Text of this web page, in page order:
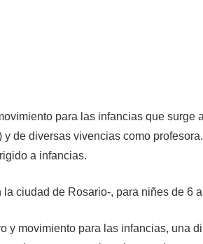
para las infancias que
de diversas vivencias como
a infancias.
ciudad de Rosario-, para niñes de 6
y movimiento para las infancias, una